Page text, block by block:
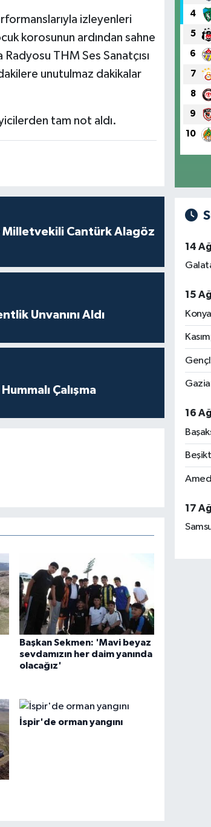
izleyenleri
korosunun ardından sahne
THM Ses Sanatçısı
unutulmaz dakikalar
tam not aldı.
Milletvekili Cantürk Alagöz
Unvanını Aldı
Çalışma
Başkan Sekmen: 'Mavi beyaz
sevdamızın her daim yanında
olacağız'
İspir'de orman yangını
4
5
6
7
8
9
10
14
15
16
17